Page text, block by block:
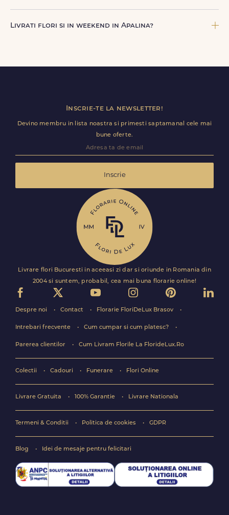
Astfel, esti mereu la curent cu statusul comenzii tale.
Romania. Costul livrarii pentru Apalina este afisat
Livrati flori si in weekend in Apalina?
calitate. Este solutia ideala pentru surprize de weekend
Inscrie-te la newsletter!
Devino membru in lista noastra si primesti saptamanal cele mai
bune oferte.
Inscrie
Livrare flori Bucuresti in aceeasi zi dar si oriunde in Romania din
2004 si suntem, probabil, cea mai buna florarie online!
Despre noi Contact Florarie FloriDeLux Brasov
Intrebari frecvente Cum cumpar si cum platesc?
Parerea clientilor Cum Livram Florile La FlorideLux.Ro
Colectii Cadouri Funerare Flori Online
Livrare Gratuita 100% Garantie Livrare Nationala
Termeni & Conditii Politica de cookies GDPR
Blog Idei de mesaje pentru felicitari